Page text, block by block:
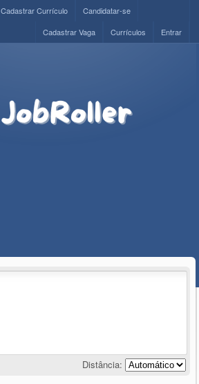
Cadastrar Currículo
Candidatar-se
Entrar
Currículos
Cadastrar Vaga
Distância: